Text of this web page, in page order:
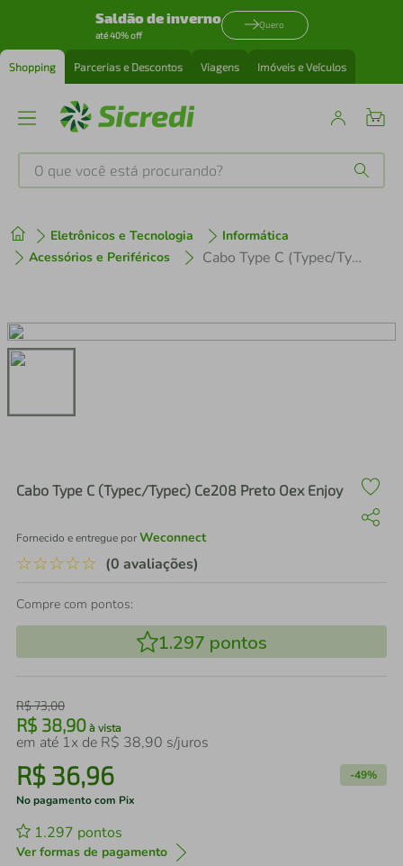
Saldão de inverno
até 40% off
Quero
Shopping Parcerias e Descontos Viagens Imóveis e Veículos
O que você está procurando?
Eletrônicos e Tecnologia
Informática
Acessórios e Periféricos
Cabo Type C (Typec/Typec) Ce208 Preto Oex Enjoy
Cabo Type C (Typec/Typec) Ce208 Preto Oex Enjoy
Fornecido e entregue porWeconnect
☆☆☆☆☆ (0 avaliações)
Compre com pontos:
1.297 pontos
R$73,00
R$ 38,90 à vista
em até 1x de R$ 38,90 s/juros
R$ 36,96 -49%
No pagamento com Pix
1.297 pontos
Ver formas de pagamento
1º tenis
3º